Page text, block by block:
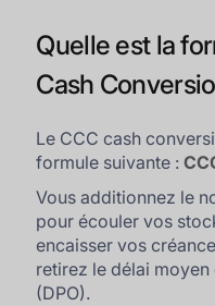
Quelle est la
Cash
Le CCC cash
formule suivante :
Vous additionnez le
pour écouler vos
encaisser vos
retirez le délai
(DPO).